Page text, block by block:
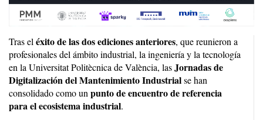
Tras eléxito de las dos ediciones anteriores, que reunieron a
profesionales del ámbito industrial, la ingeniería y la tecnología
en la Universitat Politècnica de València, lasJornadas de
Digitalización del Mantenimiento Industrialse han
consolidado como unpunto de encuentro de referencia
para el ecosistema industrial.